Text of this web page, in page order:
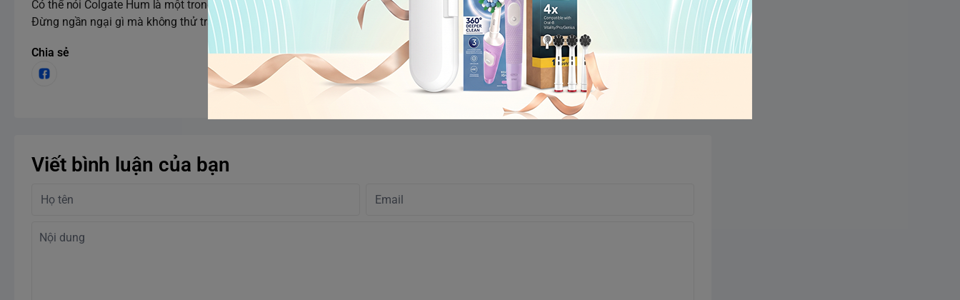
Có thể nói Colgate Hum là một trong những sản phẩm cung cấp nhiều tính năng với mức giá hấp dẫn nhất trên thị trường ngày nay.
Đừng ngần ngại gì mà không thử trải nghiệm tuyệt vời với chiếc bàn chải nhỏ gọn này nhé.
Chia sẻ
Viết bình luận của bạn